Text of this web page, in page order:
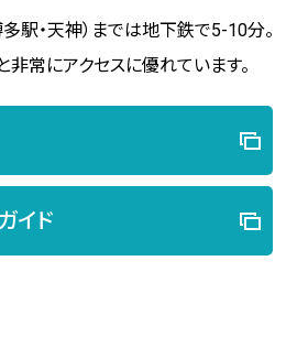
駅・天神）までは地下鉄で5-10分。
常にアクセスに優れています。
イド